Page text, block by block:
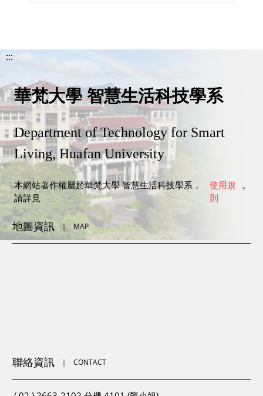
:::
華梵大學 智慧生活科技學系
Department of Technology for Smart
Living, Huafan University
本網站著作權屬於華梵大學 智慧生活科技學系，
請詳見
使用規
則
。
地圖資訊 ｜ MAP
聯絡資訊 ｜ CONTACT